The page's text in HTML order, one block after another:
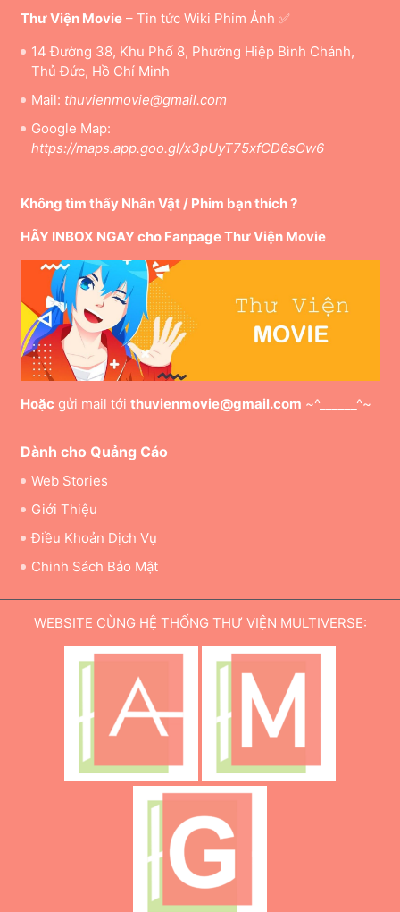
Thư Viện Movie– Tin tức Wiki Phim Ảnh ✅
14 Đường 38, Khu Phố 8, Phường Hiệp Bình Chánh,
Thủ Đức, Hồ Chí Minh
Mail: thuvienmovie@gmail.com
Google Map:
https://maps.app.goo.gl/x3pUyT75xfCD6sCw6
Không tìm thấy Nhân Vật / Phim bạn thích ?
HÃY INBOX NGAY cho Fanpage Thư Viện Movie
Hoặc gửi mail tới thuvienmovie@gmail.com ~^______^~
Dành cho Quảng Cáo
Web Stories
Giới Thiệu
Điều Khoản Dịch Vụ
Chinh Sách Bảo Mật
WEBSITE CÙNG HỆ THỐNG THƯ VIỆN MULTIVERSE: